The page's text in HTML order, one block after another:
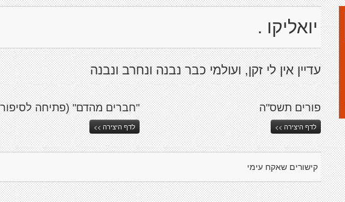
יואליקו .
עדיין אין לי זקן, ועולמי כבר נבנה ונחרב ונבנה
"חברים מהדם" (פתיחה
לדף היצירה >>
פורים תשס"ה
לדף היצירה >>
קישורים שאקח עימי